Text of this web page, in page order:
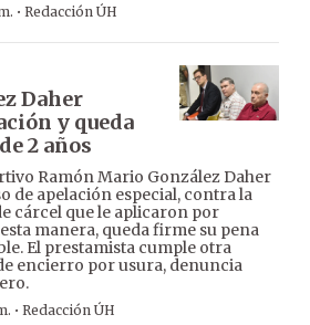
· Redacción ÚH
Daher
y queda
2 años
Ramón Mario González Daher
de apelación especial, contra la
cárcel que le aplicaron por
manera, queda firme su pena
El prestamista cumple otra
encierro por usura, denuncia
· Redacción ÚH